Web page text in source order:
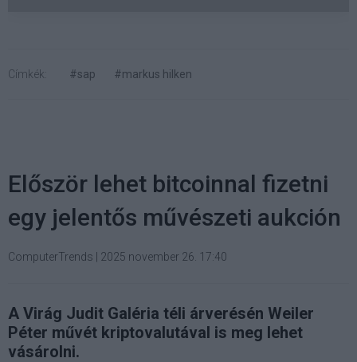
Címkék: #sap #markus hilken
Először lehet bitcoinnal fizetni
egy jelentős művészeti aukción
ComputerTrends 2025 november 26. 17:40
A Virág Judit Galéria téli árverésén Weiler
Péter művét kriptovalutával is meg lehet
vásárolni.